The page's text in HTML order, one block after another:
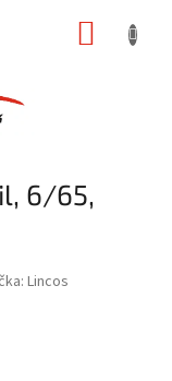
6/65,
Lincos